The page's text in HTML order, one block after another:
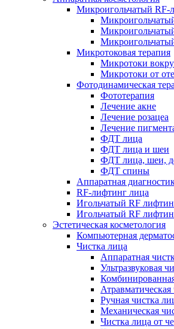
Микроигольчатый RF-
Микротоковая терапия
Микротоки
Микротоки от
Фотодинамическая
Фототерапия
Лечение акне
Лечение розацеа
Лечение
ФДТ лица
ФДТ лица и шеи
ФДТ лица, шеи,
ФДТ спины
Аппаратная
RF-лифтинг лица
Игольчатый RF
Игольчатый RF
Эстетическая косметология
Компьютерная
Чистка лица
Аппаратная
Ультразвуковая
Атравматическая
Ручная чистка
Механическая
Чистка лица от